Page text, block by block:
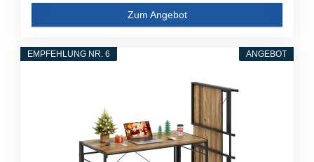
Zum Angebot
ANGEBOT
EMPFEHLUNG NR. 6